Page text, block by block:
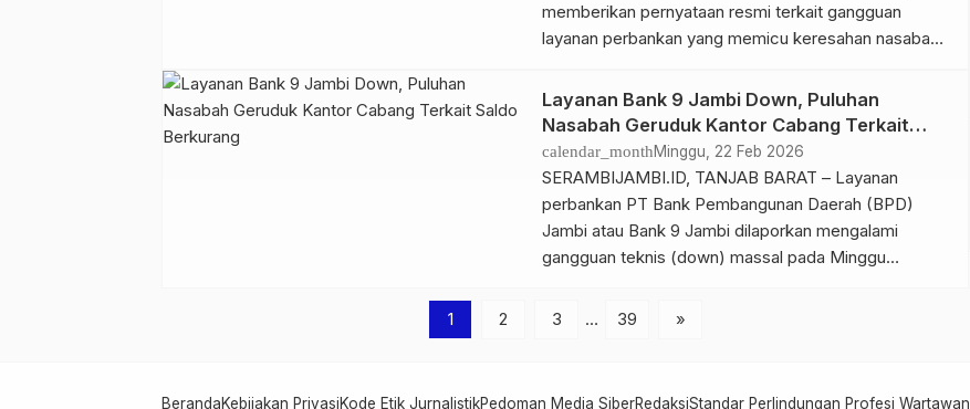
memberikan pernyataan resmi terkait gangguan
layanan perbankan yang memicu keresahan nasabah
bahwa kendala yang terjadi merupakan dampak dari
pemeliharaan sistem internal secara menyeluruh.
Dalam keterangan resminya, manajemen Bank Jambi
menjelaskan bahwa langkah ini diambil untuk
meningkatkan kualitas […]
Layanan Bank 9 Jambi Down, Puluhan
Nasabah Geruduk Kantor Cabang Terkait
Saldo Berkurang
calendar_monthMinggu, 22 Feb 2026
SERAMBIJAMBI.ID, TANJAB BARAT – Layanan
perbankan PT Bank Pembangunan Daerah (BPD)
Jambi atau Bank 9 Jambi dilaporkan mengalami
gangguan teknis (down) massal pada Minggu
setelah sejumlah nasabah mengeluhkan hilangnya
1 2 3 … 39 »
BerandaKebijakan PrivasiKode Etik JurnalistikPedoman Media SiberRedaksiStandar Perlindungan Profesi Wartawan